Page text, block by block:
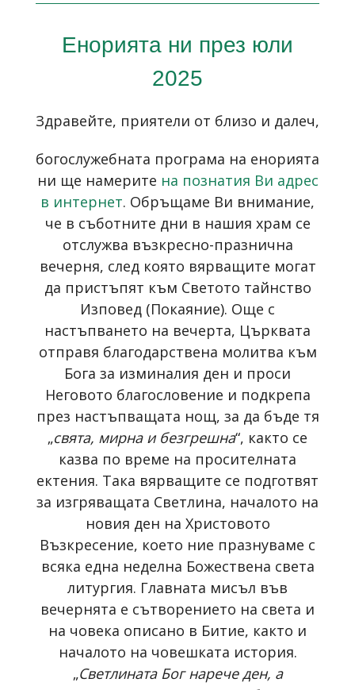
Енорията ни през юли
2025
Здравейте, приятели от близо и далеч,
богослужебната програма на енорията
ни ще намерите на познатия Ви адрес
в интернет. Обръщаме Ви внимание,
че в съботните дни в нашия храм се
отслужва възкресно-празнична
вечерня, след която вярващите могат
да пристъпят към Светото тайнство
Изповед (Покаяние). Още с
настъпването на вечерта, Църквата
отправя благодарствена молитва към
Бога за изминалия ден и проси
Неговото благословение и подкрепа
през настъпващата нощ, за да бъде тя
„свята, мирна и безгрешна“, както се
казва по време на просителната
ектения. Така вярващите се подготвят
за изгряващата Светлина, началото на
новия ден на Христовото
Възкресение, което ние празнуваме с
всяка една неделна Божествена света
литургия. Главната мисъл във
вечернята е сътворението на света и
на човека описано в Битие, както и
началото на човешката история.
„Светлината Бог нарече ден, а